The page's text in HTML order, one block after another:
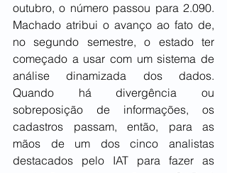
outubro, o número passou para 2.090.
Machado atribui o avanço ao fato de,
no segundo semestre, o estado ter
começado a usar com um sistema de
análise dinamizada dos dados.
Quando há divergência ou
sobreposição de informações, os
cadastros passam, então, para as
mãos de um dos cinco analistas
destacados pelo IAT para fazer as